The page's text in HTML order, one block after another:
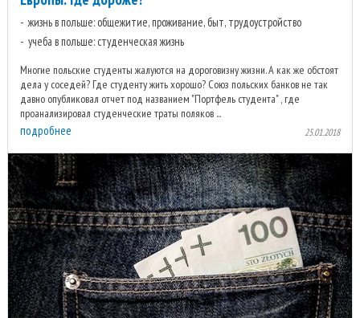
жизнь в польше: общежитие, проживание, быт, трудоустройство
учеба в польше: студенческая жизнь
Многие польские студенты жалуются на дороговизну жизни. А как же обстоят
дела у соседей? Где студенту жить хорошо? Союз польских банков не так
давно опубликовал отчет под названием "Портфель студента" , где
проанализировал студенческие траты поляков ...
подробнее 25.01.2018